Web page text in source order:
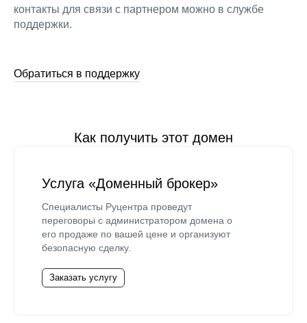
контакты для связи с партнером можно в службе
поддержки.
Обратиться в поддержку
Как получить этот домен
Услуга «Доменный брокер»
Специалисты Руцентра проведут
переговоры с администратором домена о
его продаже по вашей цене и организуют
безопасную сделку.
Заказать услугу